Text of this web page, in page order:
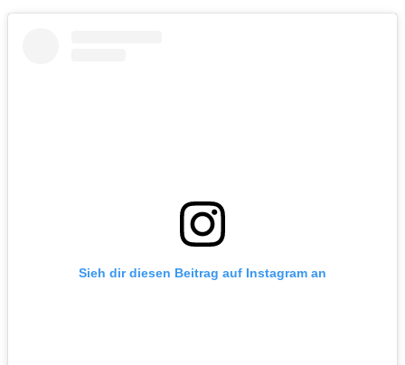
Sieh dir diesen Beitrag auf Instagram an